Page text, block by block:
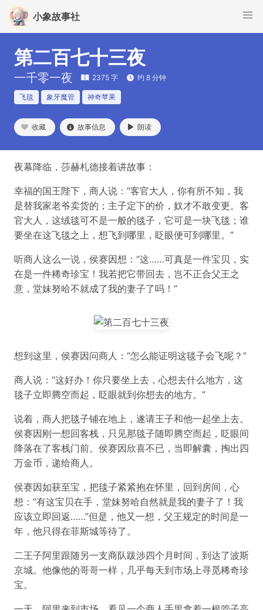
小象故事社
第二百七十三夜
一千零一夜 2375 字 约 8 分钟
飞毯 象牙魔管 神奇苹果
收藏 故事信息 朗读
夜幕降临，莎赫札德接着讲故事：
幸福的国王陛下，商人说：“客官大人，你有所不知，我
是替我家老爷卖货的；主子定下的价，奴才不敢变更。客
官大人，这绒毯可不是一般的毯子，它可是一块飞毯；谁
要坐在这飞毯之上，想飞到哪里，眨眼便可到哪里。”
听商人这么一说，侯赛因想：“这……可真是一件宝贝，实
在是一件稀奇珍宝！我若把它带回去，岂不正合父王之
意，堂妹努哈不就成了我的妻子了吗！”
想到这里，侯赛因问商人：“怎么能证明这毯子会飞呢？”
商人说：“这好办！你只要坐上去，心想去什么地方，这
毯子立即腾空而起，眨眼就到你想去的地方。”
说着，商人把毯子铺在地上，遂请王子和他一起坐上去。
侯赛因刚一想回客栈，只见那毯子随即腾空而起，眨眼间
降落在了客栈门前。侯赛因欣喜不已，当即解囊，掏出四
万金币，递给商人。
侯赛因如获至宝，把毯子紧紧抱在怀里，回到房间，心
想：“有这宝贝在手，堂妹努哈自然就是我的妻子了！我
应该立即回返……”但是，他又一想，父王规定的时间是一
年，他只得在菲斯城等待了。
二王子阿里跟随另一支商队跋涉四个月时间，到达了波斯
京城。他像他的哥哥一样，几乎每天到市场上寻觅稀奇珍
宝。